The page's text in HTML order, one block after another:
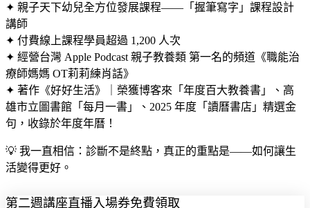
✦ 親子天下幼兒全方位發展課程——「握筆寫字」課程設計
講師
✦ 付費線上課程學員超過 1,200 人次
✦ 經營台灣 Apple Podcast 親子教養類 第一名的頻道《職能治
療師媽媽 OT莉莉練肖話》
✦ 著作《好好生活》｜榮獲博客來「年度百大教養書」、高
雄市立圖書館「每月一書」、2025 年度「讀曆書店」精選金
句，收錄於年度年曆！
💡 我一直相信：診斷不是終點，真正的重點是——如何讓生
活變得更好。
第二週講座直播入場券免費領取